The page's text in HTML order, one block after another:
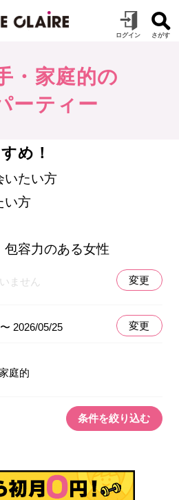
・家庭的の
ーティー
め！
いたい方
い方
容力のある女性
ません 変更
2026/05/25 変更
庭的
条件を絞り込む